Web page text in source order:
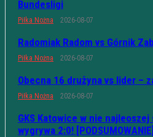
Bundesligi
Piłka Nożna 2026-08-07
Radomiak Radom vs Górnik
Piłka Nożna 2026-08-07
Obecna 16 drużyna vs lider –
Piłka Nożna 2026-08-07
GKS Katowice w nie
wygrywa 2:0! [PODSUMOWANIE]